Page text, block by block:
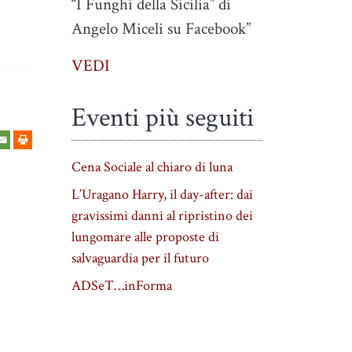
“I Funghi della Sicilia” di
Angelo Miceli su Facebook”
VEDI
Eventi più seguiti
Cena Sociale al chiaro di luna
L’Uragano Harry, il day-after: dai
gravissimi danni al ripristino dei
lungomare alle proposte di
salvaguardia per il futuro
ADSeT…inForma